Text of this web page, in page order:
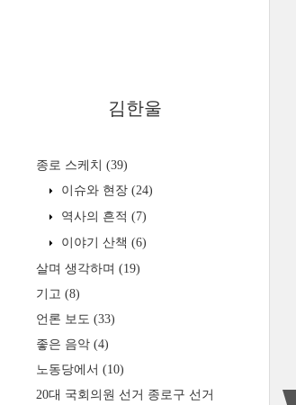
김한울
종로 스케치 (39)
이슈와 현장 (24)
역사의 흔적 (7)
이야기 산책 (6)
살며 생각하며 (19)
기고 (8)
언론 보도 (33)
좋은 음악 (4)
노동당에서 (10)
20대 국회의원 선거 종로구 선거